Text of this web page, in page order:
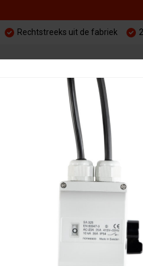
Rechtstreeks uit de fabriek
PAARDENSOLARIUM MERCURR